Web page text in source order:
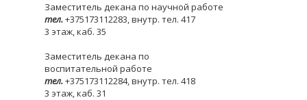
Заместитель декана по научной работе
тел.+375173112283, внутр. тел. 417
3 этаж, каб. 35
Заместитель декана по
воспитательной работе
тел.+375173112284, внутр. тел. 418
3 этаж, каб. 31